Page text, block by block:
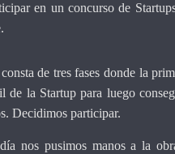
en un concurso de
de tres fases donde la
de la Startup para luego
Decidimos participar.
nos pusimos manos a la